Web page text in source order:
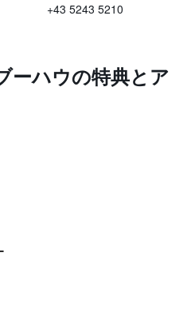
+43 5243 5210
ーハウの特典とア